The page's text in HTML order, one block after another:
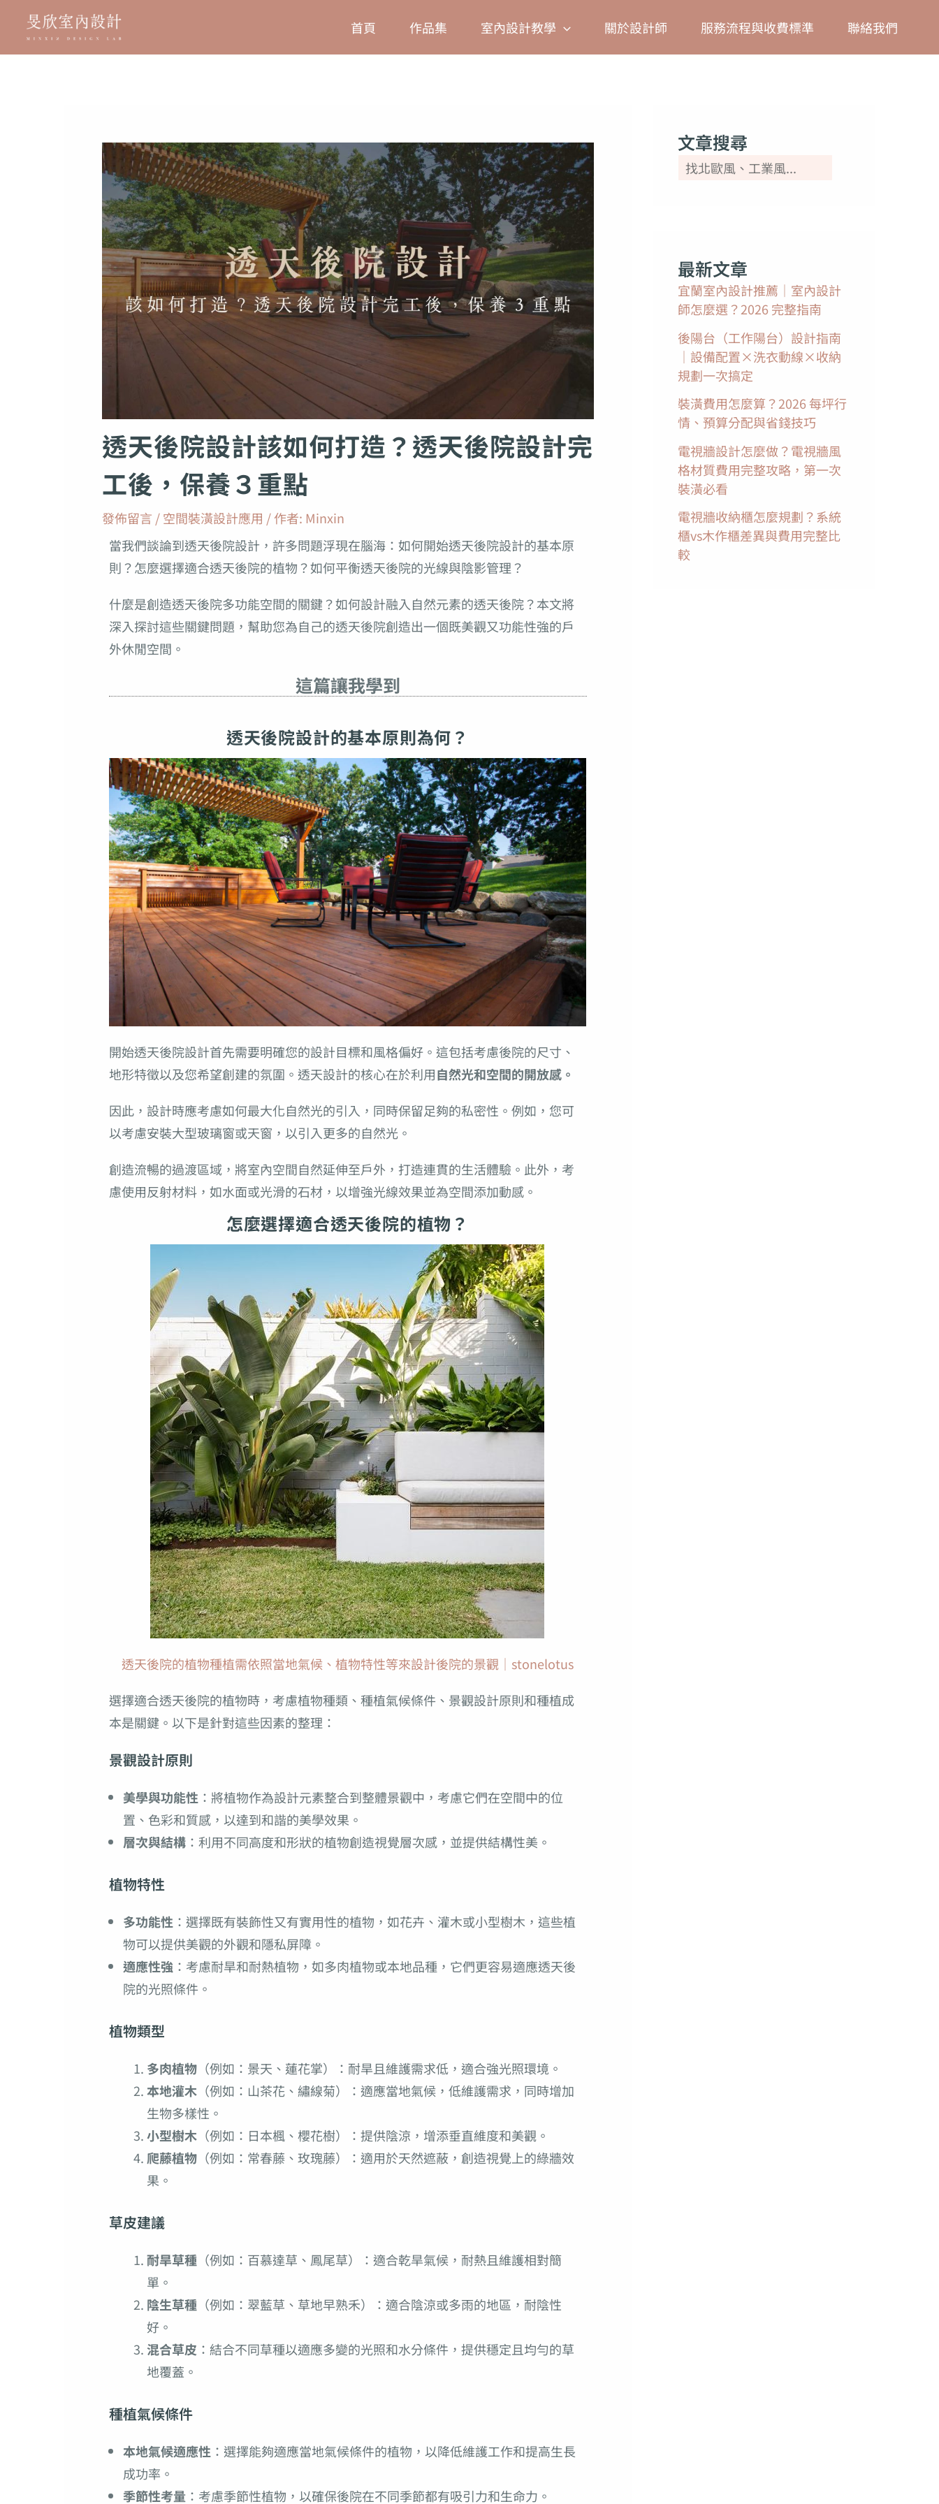
主
首頁 作品集 室內設計教學 關於設計師 服務流程與收費標準 聯絡我們
透天後院設計該如何打造？透天後院設計完
工後，保養３重點
發佈留言 /空間裝潢設計應用 / 作者: Minxin
當我們談論到透天後院設計，許多問題浮現在腦海：如何開始透天後院設計的基本原
則？怎麼選擇適合透天後院的植物？如何平衡透天後院的光線與陰影管理？
什麼是創造透天後院多功能空間的關鍵？如何設計融入自然元素的透天後院？本文將
深入探討這些關鍵問題，幫助您為自己的透天後院創造出一個既美觀又功能性強的戶
外休閒空間。
這篇讓我學到
透天後院設計的基本原則為何？
開始透天後院設計首先需要明確您的設計目標和風格偏好。這包括考慮後院的尺寸、
地形特徵以及您希望創建的氛圍。透天設計的核心在於利用自然光和空間的開放感。
因此，設計時應考慮如何最大化自然光的引入，同時保留足夠的私密性。例如，您可
以考慮安裝大型玻璃窗或天窗，以引入更多的自然光。
創造流暢的過渡區域，將室內空間自然延伸至戶外，打造連貫的生活體驗。此外，考
慮使用反射材料，如水面或光滑的石材，以增強光線效果並為空間添加動感。
怎麼選擇適合透天後院的植物？
透天後院的植物種植需依照當地氣候、植物特性等來設計後院的景觀｜stonelotus
選擇適合透天後院的植物時，考慮植物種類、種植氣候條件、景觀設計原則和種植成
本是關鍵。以下是針對這些因素的整理：
景觀設計原則
美學與功能性 ：將植物作為設計元素整合到整體景觀中，考慮它們在空間中的位
置、色彩和質感，以達到和諧的美學效果。
層次與結構 ：利用不同高度和形狀的植物創造視覺層次感，並提供結構性美。
植物特性
多功能性 ：選擇既有裝飾性又有實用性的植物，如花卉、灌木或小型樹木，這些植
物可以提供美觀的外觀和隱私屏障。
適應性強 ：考慮耐旱和耐熱植物，如多肉植物或本地品種，它們更容易適應透天後
院的光照條件。
植物類型
多肉植物 （例如：景天、蓮花掌）：耐旱且維護需求低，適合強光照環境。
本地灌木 （例如：山茶花、繡線菊）：適應當地氣候，低維護需求，同時增加
生物多樣性。
小型樹木 （例如：日本楓、櫻花樹）：提供陰涼，增添垂直維度和美觀。
爬藤植物 （例如：常春藤、玫瑰藤）：適用於天然遮蔽，創造視覺上的綠牆效
果。
草皮建議
耐旱草種 （例如：百慕達草、鳳尾草）：適合乾旱氣候，耐熱且維護相對簡
單。
陰生草種 （例如：翠藍草、草地早熟禾）：適合陰涼或多雨的地區，耐陰性
好。
混合草皮 ：結合不同草種以適應多變的光照和水分條件，提供穩定且均勻的草
地覆蓋。
種植氣候條件
本地氣候適應性 ：選擇能夠適應當地氣候條件的植物，以降低維護工作和提高生長
成功率。
季節性考量 ：考慮季節性植物，以確保後院在不同季節都有吸引力和生命力。
文章搜尋
最新文章
宜蘭室內設計推薦｜室內設計
師怎麼選？2026 完整指南
後陽台（工作陽台）設計指南
｜設備配置×洗衣動線×收納
規劃一次搞定
裝潢費用怎麼算？2026 每坪行
情、預算分配與省錢技巧
電視牆設計怎麼做？電視牆風
格材質費用完整攻略，第一次
裝潢必看
電視牆收納櫃怎麼規劃？系統
櫃vs木作櫃差異與費用完整比
較